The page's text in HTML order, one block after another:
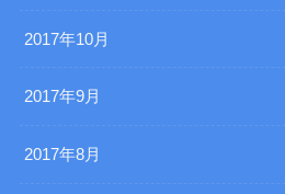
2017年10月
2017年9月
2017年8月